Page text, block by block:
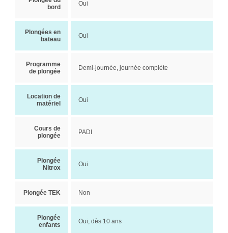
bord
Oui
Plongées en
bateau
Oui
Programme
de plongée
Demi-journée, journée complète
Location de
matériel
Oui
Cours de
plongée
PADI
Plongée
Nitrox
Oui
Plongée TEK Non
Plongée
enfants
Oui, dès 10 ans